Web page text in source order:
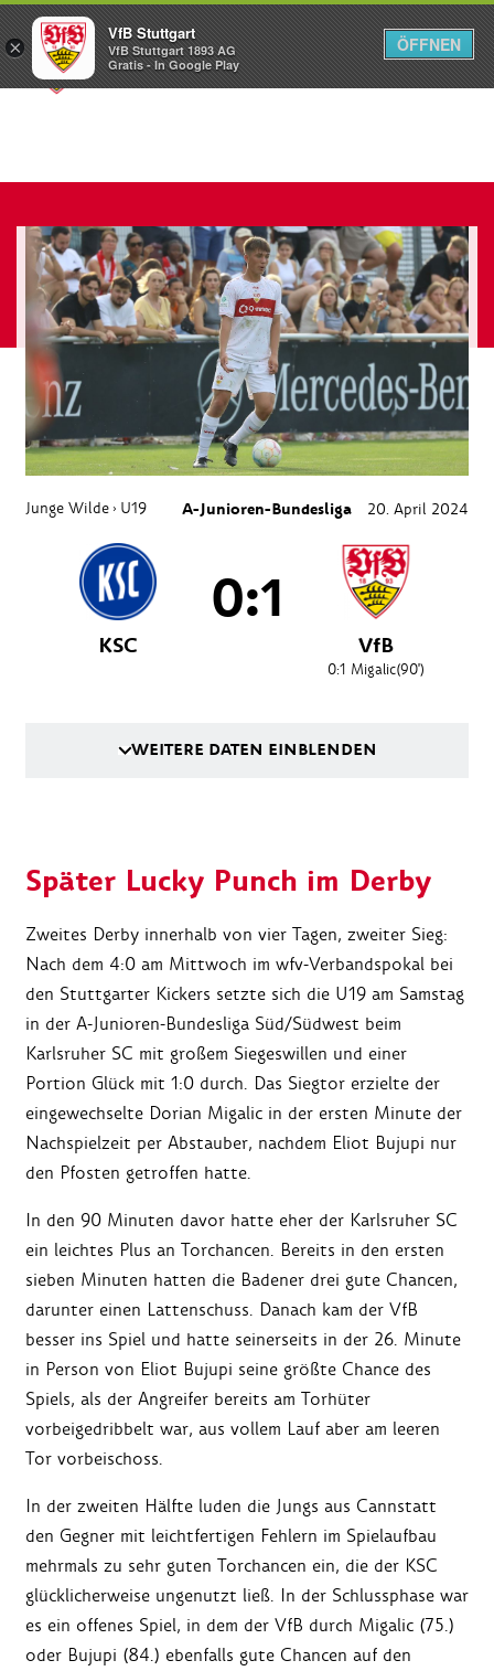
Menü
Junge Wilde › U19 A-Junioren-Bundesliga 20. April 2024
KSC
0:1
VfB
0:1 Migalic(90')
WEITERE DATEN EINBLENDEN
Später Lucky Punch im Derby
Zweites Derby innerhalb von vier Tagen, zweiter Sieg:
Nach dem 4:0 am Mittwoch im wfv-Verbandspokal bei
den Stuttgarter Kickers setzte sich die U19 am Samstag
in der A-Junioren-Bundesliga Süd/Südwest beim
Karlsruher SC mit großem Siegeswillen und einer
Portion Glück mit 1:0 durch. Das Siegtor erzielte der
eingewechselte Dorian Migalic in der ersten Minute der
Nachspielzeit per Abstauber, nachdem Eliot Bujupi nur
den Pfosten getroffen hatte.
In den 90 Minuten davor hatte eher der Karlsruher SC
ein leichtes Plus an Torchancen. Bereits in den ersten
sieben Minuten hatten die Badener drei gute Chancen,
darunter einen Lattenschuss. Danach kam der VfB
besser ins Spiel und hatte seinerseits in der 26. Minute
in Person von Eliot Bujupi seine größte Chance des
Spiels, als der Angreifer bereits am Torhüter
vorbeigedribbelt war, aus vollem Lauf aber am leeren
Tor vorbeischoss.
In der zweiten Hälfte luden die Jungs aus Cannstatt
den Gegner mit leichtfertigen Fehlern im Spielaufbau
mehrmals zu sehr guten Torchancen ein, die der KSC
glücklicherweise ungenutzt ließ. In der Schlussphase war
es ein offenes Spiel, in dem der VfB durch Migalic (75.)
oder Bujupi (84.) ebenfalls gute Chancen auf den
×
VfB Stuttgart
VfB Stuttgart 1893 AG
Gratis - In Google Play
ÖFFNEN